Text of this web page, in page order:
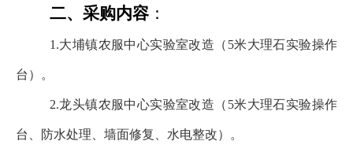
二、采购内容：
1.大埔镇农服中心实验室改造（5米大理石实验操作
台）。
2.龙头镇农服中心实验室改造（5米大理石实验操作
台、防水处理、墙面修复、水电整改）。